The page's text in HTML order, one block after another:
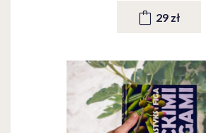
29 zł